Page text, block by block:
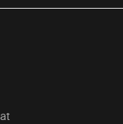
Facebook
on Instagram
Thule on